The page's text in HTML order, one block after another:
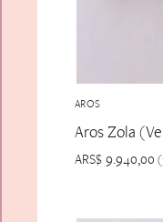
AROS
Aros Zola
ARS$9.940,00